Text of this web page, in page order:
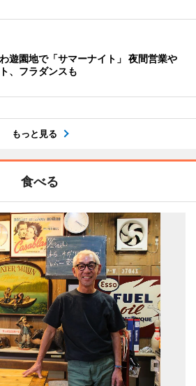
遊園地で「サマーナイト」 夜間営業や
、フラダンスも
もっと見る
食べる